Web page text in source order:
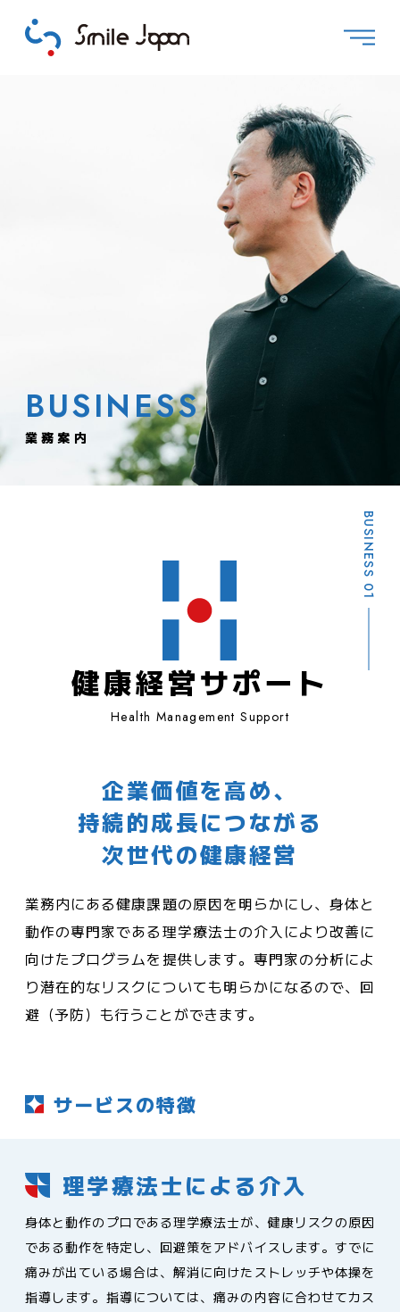
BUSINESS
業務案内
BUSINESS 01
健康経営サポート
Health Management Support
企業価値を高め、
持続的成長につながる
次世代の健康経営
業務内にある健康課題の原因を明らかにし、身体と
動作の専門家である理学療法士の介入により改善に
向けたプログラムを提供します。専門家の分析によ
り潜在的なリスクについても明らかになるので、回
避（予防）も行うことができます。
サービスの特徴
理学療法士による介入
身体と動作のプロである理学療法士が、健康リスクの原因
である動作を特定し、回避策をアドバイスします。すでに
痛みが出ている場合は、解消に向けたストレッチや体操を
指導します。指導については、痛みの内容に合わせてカス